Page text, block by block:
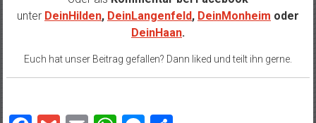
unter DeinHilden, DeinLangenfeld, DeinMonheim oder
DeinHaan.
Euch hat unser Beitrag gefallen? Dann liked und teilt ihn gerne.